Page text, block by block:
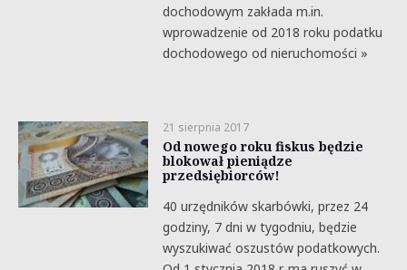
dochodowym zakłada m.in.
wprowadzenie od 2018 roku podatku
dochodowego od nieruchomości »
21 sierpnia 2017
Od nowego roku fiskus będzie
blokował pieniądze
przedsiębiorców!
40 urzędników skarbówki, przez 24
godziny, 7 dni w tygodniu, będzie
wyszukiwać oszustów podatkowych.